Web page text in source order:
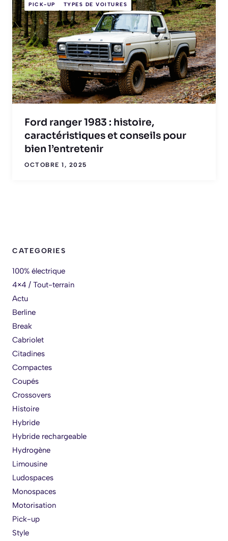
PICK-UP TYPES DE VOITURES
Ford ranger 1983 : histoire,
caractéristiques et conseils pour
bien l’entretenir
OCTOBRE 1, 2025
CATEGORIES
100% électrique
4×4 / Tout-terrain
Actu
Berline
Break
Cabriolet
Citadines
Compactes
Coupés
Crossovers
Histoire
Hybride
Hybride rechargeable
Hydrogène
Limousine
Ludospaces
Monospaces
Motorisation
Pick-up
Style